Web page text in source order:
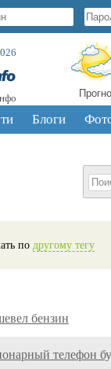
Блоги
по другому тегу
бензин
телефон